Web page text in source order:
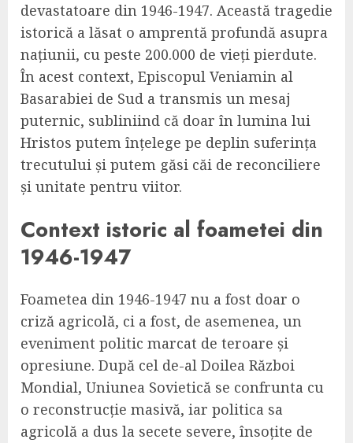
devastatoare din 1946-1947. Această tragedie
istorică a lăsat o amprentă profundă asupra
națiunii, cu peste 200.000 de vieți pierdute.
În acest context, Episcopul Veniamin al
Basarabiei de Sud a transmis un mesaj
puternic, subliniind că doar în lumina lui
Hristos putem înțelege pe deplin suferința
trecutului și putem găsi căi de reconciliere
și unitate pentru viitor.
Context istoric al foametei din
1946-1947
Foametea din 1946-1947 nu a fost doar o
criză agricolă, ci a fost, de asemenea, un
eveniment politic marcat de teroare și
opresiune. După cel de-al Doilea Război
Mondial, Uniunea Sovietică se confrunta cu
o reconstrucție masivă, iar politica sa
agricolă a dus la secete severe, însoțite de